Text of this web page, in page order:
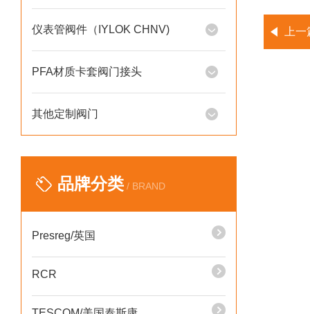
仪表管阀件（IYLOK CHNV)
PFA材质卡套阀门接头
其他定制阀门
品牌分类 / BRAND
Presreg/英国
RCR
上